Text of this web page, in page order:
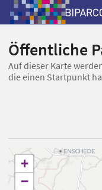
Öffentliche
Auf dieser Karte
die einen Startpunkt
+
−